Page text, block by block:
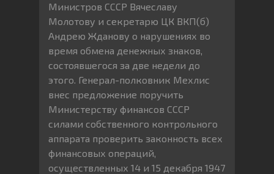
Министров СССР Вячеславу
Молотову и секретарю ЦК ВКП(б)
Андрею Жданову о нарушениях во
время обмена денежных знаков,
состоявшегося за две недели до
этого. Генерал-полковник Мехлис
внес предложение поручить
Министерству финансов СССР
силами собственного контрольного
аппарата проверить законность всех
финансовых операций,
осуществленных 14 и 15 декабря 1947